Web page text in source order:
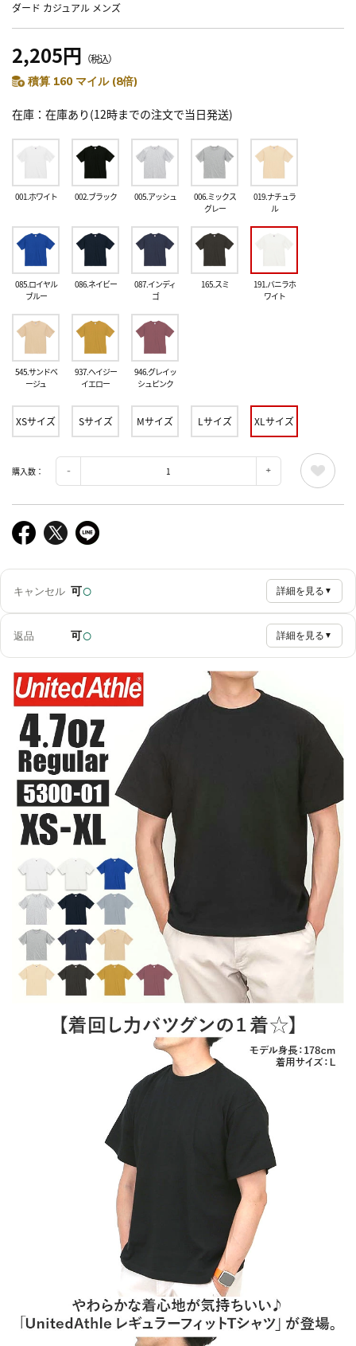
ダード カジュアル メンズ
2,205円 （税込）
積算 160 マイル (8倍)
在庫 在庫あり(12時までの注文で当日発送)
001.ホワイト 002.ブラック 005.アッシュ
006.ミックス
グレー
019.ナチュラ
ル
085.ロイヤル
ブルー
086.ネイビー
087.インディ
ゴ
165.スミ
191.バニラホ
ワイト
545.サンドベ
ージュ
937.ヘイジー
イエロー
946.グレイッ
シュピンク
XSサイズ Sサイズ Mサイズ Lサイズ XLサイズ
購入数：
キャンセル 可○ 詳細を見る ▼
返品 可○ 詳細を見る ▼